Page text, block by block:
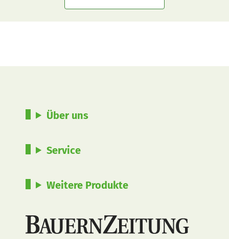
Über uns
Service
Weitere Produkte